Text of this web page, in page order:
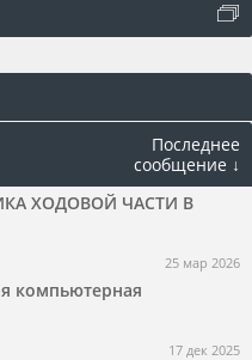
Последнее
сообщение ↓
ХОДОВОЙ ЧАСТИ В
25 мар 2026
компьютерная
17 дек 2025
оват